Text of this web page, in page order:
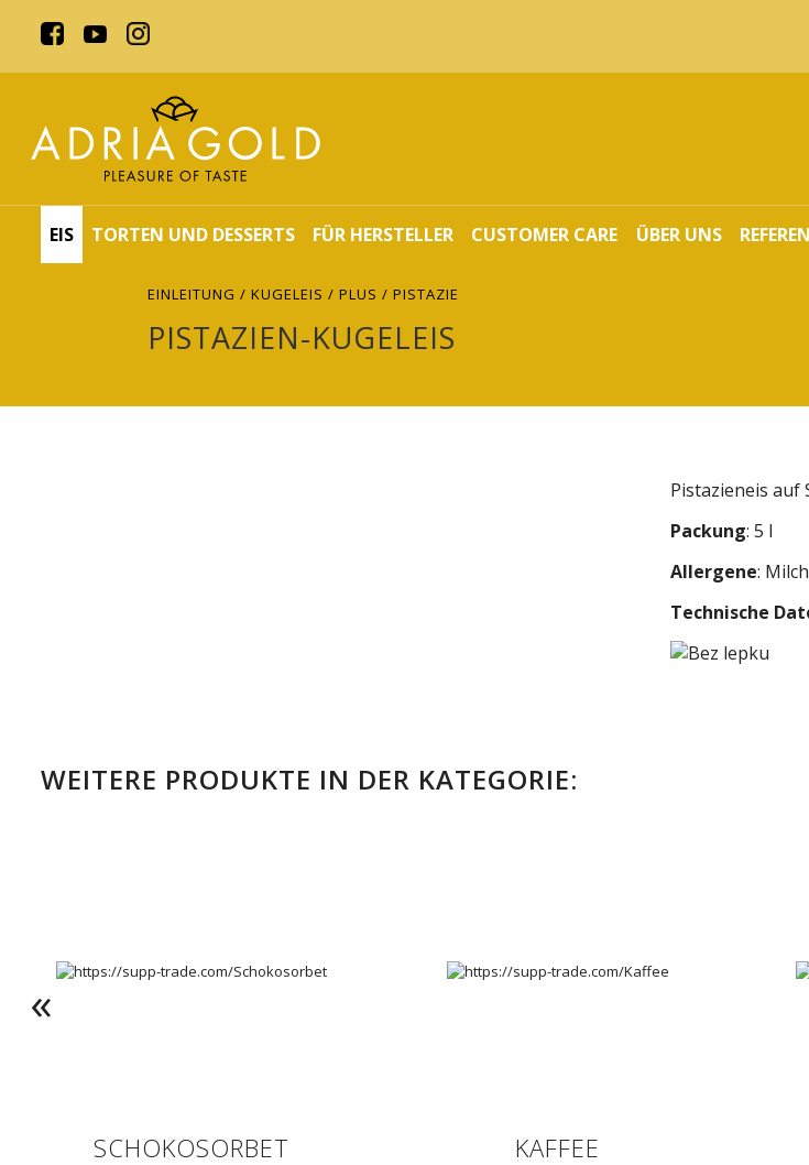
EIS TORTEN UND DESSERTS FÜR HERSTELLER CUSTOMER CARE ÜBER UNS
EINLEITUNG /KUGELEIS /PLUS / PISTAZIE
PISTAZIEN-KUGELEIS
Pistazieneis auf
Packung: 5 l
Allergene:
Technische
WEITERE PRODUKTE IN DER KATEGORIE:
SCHOKOSORBET KAFFEE